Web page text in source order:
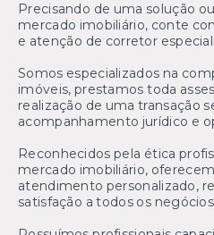
Precisando de uma solução
mercado imobiliário, conte
e atenção de corretor
Somos especializados na
imóveis, prestamos toda
realização de uma transação
acompanhamento jurídico e
Reconhecidos pela ética
mercado imobiliário,
atendimento personalizado,
satisfação a todos os